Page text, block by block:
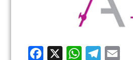
Facebook WhatsAppTelegram